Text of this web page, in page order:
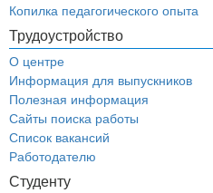
Копилка педагогического опыта
Трудоустройство
О центре
Информация для выпускников
Полезная информация
Сайты поиска работы
Список вакансий
Работодателю
Студенту